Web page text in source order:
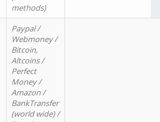
methods)
Paypal /
Webmoney /
Bitcoin,
Altcoins /
Perfect
Money /
Amazon /
BankTransfer
(world wide) /